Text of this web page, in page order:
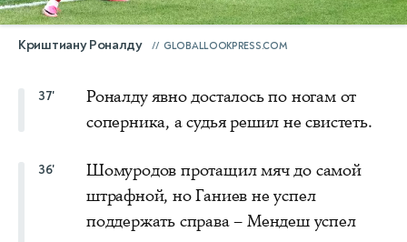
Криштиану Роналду GLOBALLOOKPRESS.COM
37'
Роналду явно досталось по ногам от
соперника, а судья решил не свистеть.
36'
Шомуродов протащил мяч до самой
штрафной, но Ганиев не успел
поддержать справа – Мендеш успел